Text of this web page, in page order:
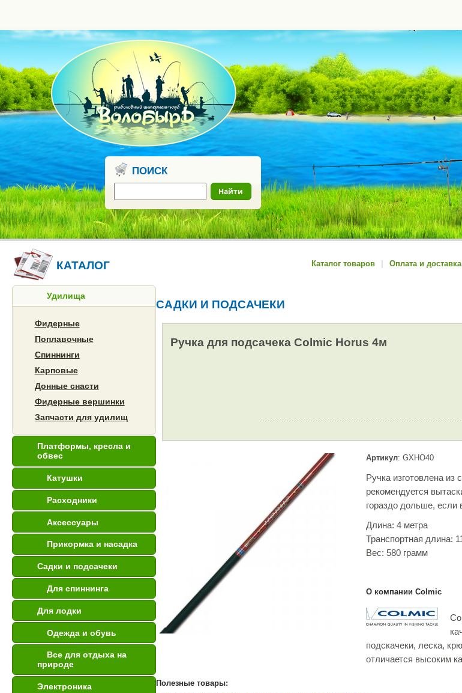
рублей
ПОИСК
Найти
КАТАЛОГ
Удилища
Фидерные
Поплавочные
Спиннинги
Карповые
Донные снасти
Фидерные вершинки
Запчасти для удилищ
Платформы, кресла и
обвес
Катушки
Расходники
Аксессуары
Прикормка и насадка
Садки и подсачеки
Для спиннинга
Для лодки
Одежда и обувь
Все для отдыха на
природе
Электроника
Каталог товаров Оплата и доставка
САДКИ И ПОДСАЧЕКИ
Ручка для подсачека Colmic Horus 4м
Артикул: GXHO40
Ручка изготовлена из
рекомендуется
гораздо дольше, если
Длина: 4 метра
Транспортная длина:
Вес: 580 грамм
О компании Colmic
подскачеки, леска,
отличается высоким
Полезные товары: